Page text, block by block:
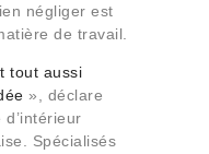
négliger est
de travail.
tout aussi
», déclare
Spécialisés